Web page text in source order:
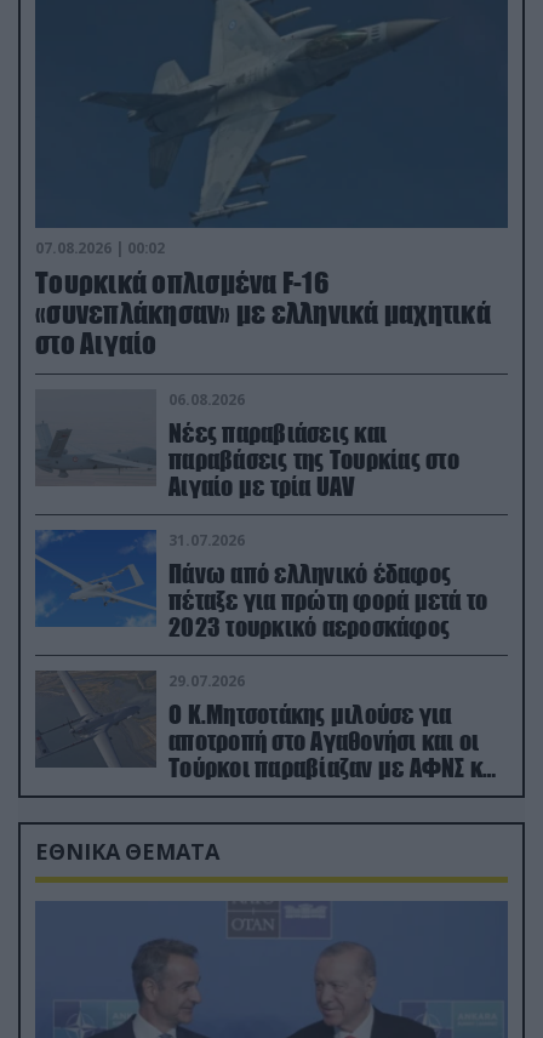
07.08.2026 | 00:02
Τουρκικά οπλισμένα F-16
«συνεπλάκησαν» με ελληνικά μαχητικά
στο Αιγαίο
06.08.2026
Νέες παραβιάσεις και
παραβάσεις της Τουρκίας στο
Αιγαίο με τρία UAV
31.07.2026
Πάνω από ελληνικό έδαφος
πέταξε για πρώτη φορά μετά το
2023 τουρκικό αεροσκάφος
29.07.2026
Ο Κ.Μητσοτάκης μιλούσε για
αποτροπή στο Αγαθονήσι και οι
Τούρκοι παραβίαζαν με ΑΦΝΣ και
drone
ΕΘΝΙΚΑ ΘΕΜΑΤΑ